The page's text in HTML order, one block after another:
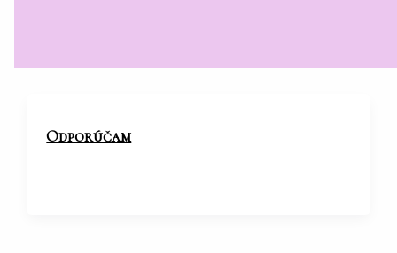
Odporúčam